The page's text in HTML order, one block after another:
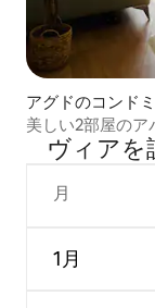
アグドのコンド
美しい2部屋のア
グドヴィアを
月
1月